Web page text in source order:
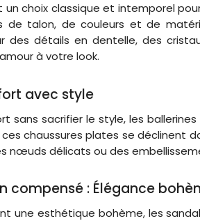
un choix classique et intemporel
de talon, de couleurs et de
des détails en dentelle, des
à votre look.
avec style
sans sacrifier le style, les
ces chaussures plates se déclinent
nœuds délicats ou des
compensé : Élégance
une esthétique bohème, les